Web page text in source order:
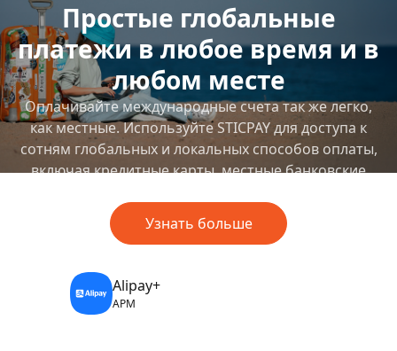
Простые глобальные
платежи в любое время и в
любом месте
Оплачивайте международные счета так же легко,
как местные. Используйте STICPAY для доступа к
сотням глобальных и локальных способов оплаты,
включая кредитные карты, местные банковские
Узнать больше
Alipay+
APM